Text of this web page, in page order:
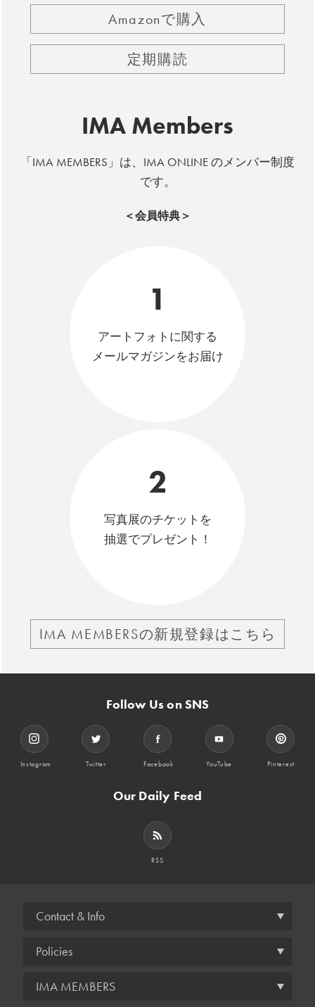
Amazonで購入
定期購読
IMA Members
「IMA MEMBERS」は、IMA ONLINE のメンバー制度
です。
＜会員特典＞
1
アートフォトに関する
メールマガジンをお届け
2
写真展のチケットを
抽選でプレゼント！
IMA MEMBERSの新規登録はこちら
Follow Us on SNS
Instagram Twitter Facebook YouTube Pinterest
Our Daily Feed
RSS
Contact & Info
Policies
IMA MEMBERS